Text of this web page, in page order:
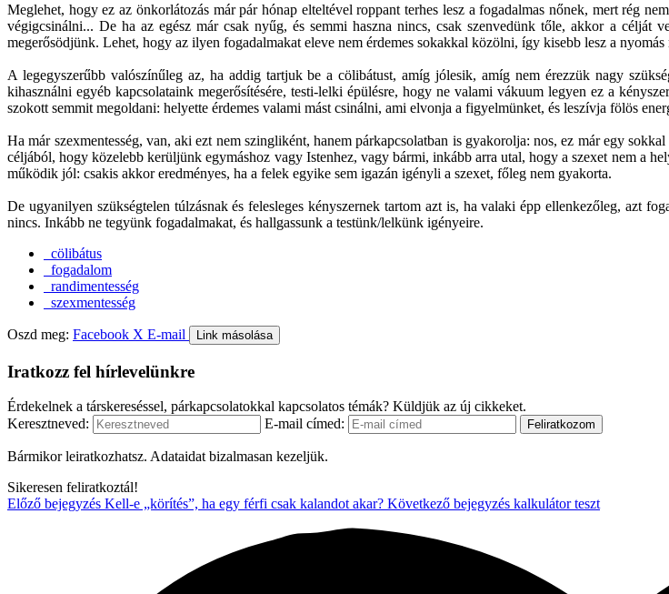
Meglehet, hogy ez az önkorlátozás már pár hónap elteltével roppant terhes lesz a fogadalmas nőnek, mert rég
végigcsinálni... De ha az egész már csak nyűg, és semmi haszna nincs, csak szenvedünk tőle, akkor a
megerősödjünk. Lehet, hogy az ilyen fogadalmakat eleve nem érdemes sokakkal közölni, így kisebb lesz a
A legegyszerűbb valószínűleg az, ha addig tartjuk be a cölibátust, amíg jólesik, amíg nem érezzük nagy
kihasználni egyéb kapcsolataink megerősítésére, testi-lelki épülésre, hogy ne valami vákuum legyen ez a
szokott semmit megoldani: helyette érdemes valami mást csinálni, ami elvonja a figyelmünket, és leszívja fölös
Ha már szexmentesség, van, aki ezt nem szingliként, hanem párkapcsolatban is gyakorolja: nos, ez már egy
céljából, hogy közelebb kerüljünk egymáshoz vagy Istenhez, vagy bármi, inkább arra utal, hogy a szexet nem a
működik jól: csakis akkor eredményes, ha a felek egyike sem igazán igényli a szexet, főleg nem gyakorta.
De ugyanilyen szükségtelen túlzásnak és felesleges kényszernek tartom azt is, ha valaki épp ellenkezőleg, azt
nincs. Inkább ne tegyünk fogadalmakat, és hallgassunk a testünk/lelkünk igényeire.
cölibátus
fogadalom
randimentesség
szexmentesség
Oszd meg: Facebook X E-mail Link másolása
Iratkozz fel hírlevelünkre
Érdekelnek a társkereséssel, párkapcsolatokkal kapcsolatos témák? Küldjük az új cikkeket.
Keresztneved:
E-mail címed:
Bármikor leiratkozhatsz. Adataidat bizalmasan kezeljük.
Sikeresen feliratkoztál!
Előző bejegyzés Kell-e „körítés”, ha egy férfi csak kalandot akar? Következő bejegyzés kalkulátor teszt